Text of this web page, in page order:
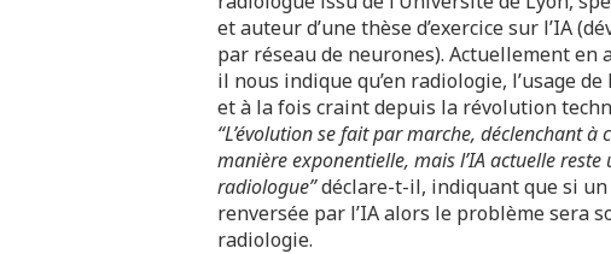
et auteur d’une thèse d’exercice sur l’IA
par réseau de neurones). Actuellement en
il nous indique qu’en radiologie, l’usage
et à la fois craint depuis la révolution
“L’évolution se fait par marche, déclenchant
manière exponentielle, mais l’IA actuelle
radiologue”déclare-t-il, indiquant que si
renversée par l’IA alors le problème sera
radiologie.